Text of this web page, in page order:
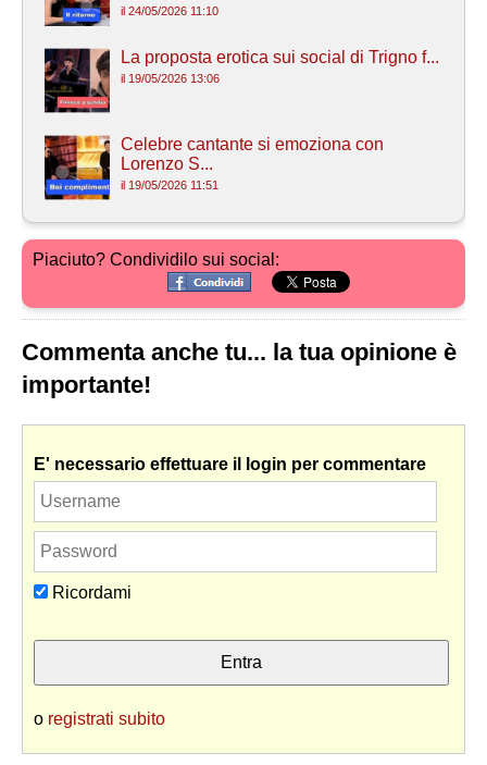
il 24/05/2026 11:10
La proposta erotica sui social di Trigno f...
il 19/05/2026 13:06
Celebre cantante si emoziona con
Lorenzo S...
il 19/05/2026 11:51
Piaciuto? Condividilo sui social:
Commenta anche tu... la tua opinione è
importante!
E' necessario effettuare il login per commentare
Ricordami
o registrati subito